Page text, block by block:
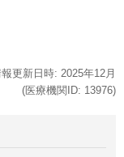
更新日時: 2025年12月
(医療機関ID: 13976)